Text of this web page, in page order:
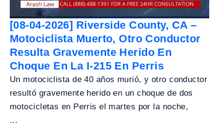
[08-04-2026] Riverside County, CA –
Motociclista Muerto, Otro Conductor
Resulta Gravemente Herido En
Choque En La I-215 En Perris
Un motociclista de 40 años murió, y otro conductor
resultó gravemente herido en un choque de dos
motocicletas en Perris el martes por la noche,
...